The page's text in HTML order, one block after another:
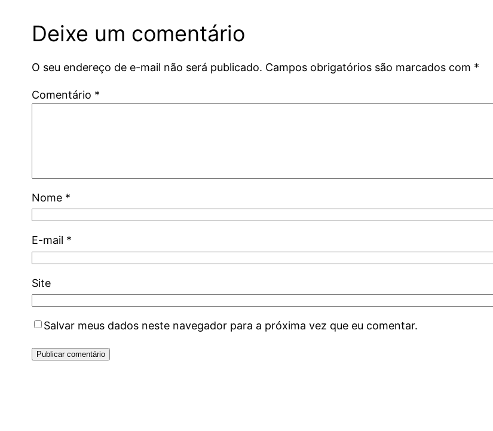
Deixe um comentário
O seu endereço de e-mail não será publicado. Campos obrigatórios são marcados com *
Comentário *
Nome *
E-mail *
Site
Salvar meus dados neste navegador para a próxima vez que eu comentar.